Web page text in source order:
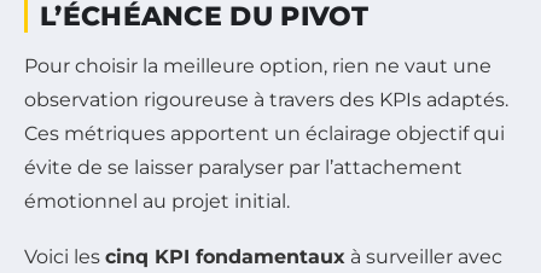
L’ÉCHÉANCE DU PIVOT
Pour choisir la meilleure option, rien ne vaut une
observation rigoureuse à travers des KPIs adaptés.
Ces métriques apportent un éclairage objectif qui
évite de se laisser paralyser par l’attachement
émotionnel au projet initial.
Voici les cinq KPI fondamentaux à surveiller avec